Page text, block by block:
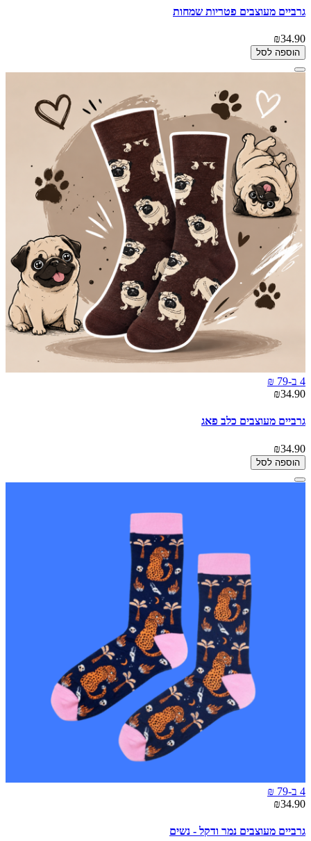
גרביים מעוצבים פטריות שמחות
₪34.90
הוספה לסל
4 ב-79 ₪
₪34.90
גרביים מעוצבים כלב פאג
₪34.90
הוספה לסל
4 ב-79 ₪
₪34.90
גרביים מעוצבים נמר ודקל - נשים